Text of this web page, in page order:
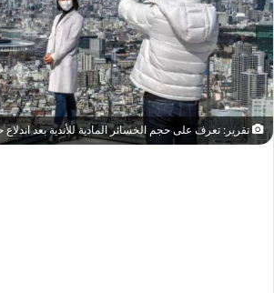
تقرير: تعرف على حجم الخسائر المادية للأندية بعد